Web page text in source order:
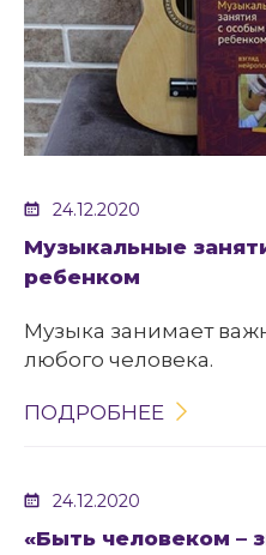
24.12.2020
Музыкальные
ребенком
Музыка занимает
любого человека.
ПОДРОБНЕЕ
24.12.2020
«Быть человеком –